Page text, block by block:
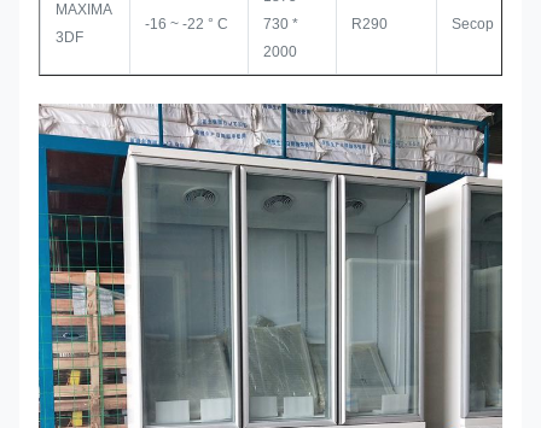
MAXIMA
3DF
-16 ~ -22 ° C
730 *
2000
R290 Secop